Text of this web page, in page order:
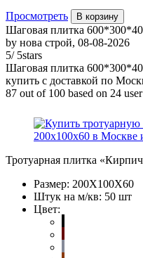
Просмотреть В корзину
Шаговая плитка
by нова строй, 08-08-2026
5/ 5stars
Шаговая плитка
купить с доставкой по
87 out of 100 based on 24
Тротуарная плитка
Размер: 200Х100Х60
Штук на м/кв: 50 шт
Цвет: